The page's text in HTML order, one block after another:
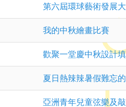
第六屆環球藝術發展
我的中秋繪畫比賽
歡聚一堂慶中秋設計
夏日熱辣辣暑假難忘
亞洲青年兒童弦樂及